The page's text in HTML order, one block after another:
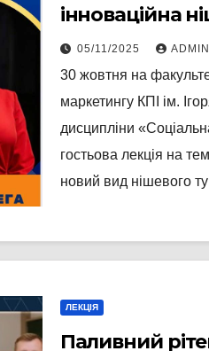
інноваційна
05/11/2025
30 жовтня на
маркетингу КПІ ім.
дисципліни
гостьова лекція на
новий вид нішевого
ЛЕКЦІЯ
Паливний